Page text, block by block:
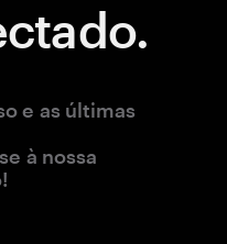
e as últimas
à nossa